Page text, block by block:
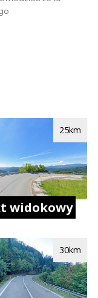
widokowy
25km
30km